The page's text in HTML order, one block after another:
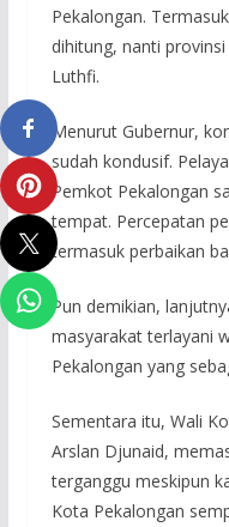
Pekalongan.
dihitung, nanti
Luthfi.
Menurut Gubernur,
sudah kondusif.
Pemkot Pekalongan
tempat. Percepatan
termasuk perbaikan
Pun demikian,
masyarakat terlayani
Pekalongan yang
Sementara itu, Wali
Arslan Djunaid,
terganggu meskipun
Kota Pekalongan